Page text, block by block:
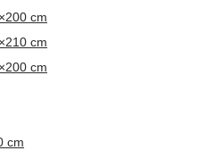
cm
cm
cm
cm